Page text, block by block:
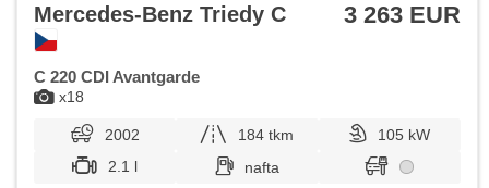
x18
Mercedes-Benz Triedy C 3 263 EUR
C 220 CDI Avantgarde
2002 184 tkm
105 kW
2.1 l
nafta